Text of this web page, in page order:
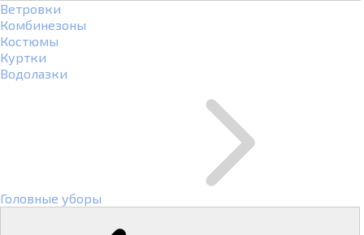
Ветровки
Комбинезоны
Костюмы
Куртки
Водолазки
Головные уборы